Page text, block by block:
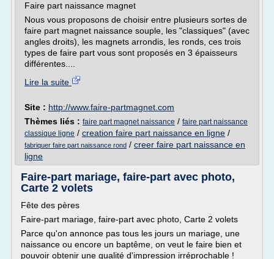
Faire part naissance magnet
Nous vous proposons de choisir entre plusieurs sortes de
faire part magnet naissance souple, les "classiques" (avec
angles droits), les magnets arrondis, les ronds, ces trois
types de faire part vous sont proposés en 3 épaisseurs
différentes....
Lire la suite
Site : http://www.faire-partmagnet.com
Thèmes liés : faire part magnet naissance / faire part naissance
classique ligne / creation faire part naissance en ligne /
fabriquer faire part naissance rond / creer faire part naissance en
ligne
Faire-part mariage, faire-part avec photo,
Carte 2 volets
Fête des pères
Faire-part mariage, faire-part avec photo, Carte 2 volets
Parce qu'on annonce pas tous les jours un mariage, une
naissance ou encore un baptême, on veut le faire bien et
pouvoir obtenir une qualité d'impression irréprochable !